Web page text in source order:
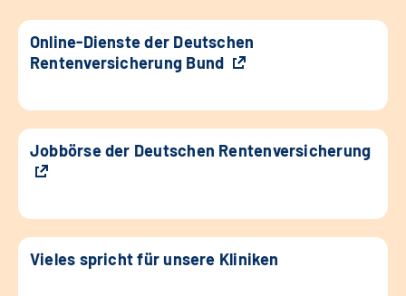
Online-Dienste der Deutschen
Rentenversicherung Bund
Jobbörse der Deutschen Rentenversicherung
Vieles spricht für unsere Kliniken